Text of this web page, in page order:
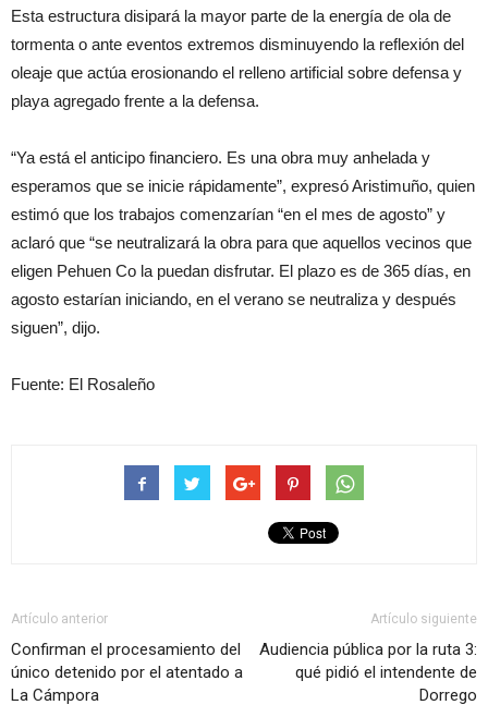
Esta estructura disipará la mayor parte de la energía de ola de
tormenta o ante eventos extremos disminuyendo la reflexión del
oleaje que actúa erosionando el relleno artificial sobre defensa y
playa agregado frente a la defensa.
“Ya está el anticipo financiero. Es una obra muy anhelada y
esperamos que se inicie rápidamente”, expresó Aristimuño, quien
estimó que los trabajos comenzarían “en el mes de agosto” y
aclaró que “se neutralizará la obra para que aquellos vecinos que
eligen Pehuen Co la puedan disfrutar. El plazo es de 365 días, en
agosto estarían iniciando, en el verano se neutraliza y después
siguen”, dijo.
Fuente: El Rosaleño
Artículo anterior
Confirman el procesamiento del
único detenido por el atentado a
La Cámpora
Artículo siguiente
Audiencia pública por la ruta 3:
qué pidió el intendente de
Dorrego